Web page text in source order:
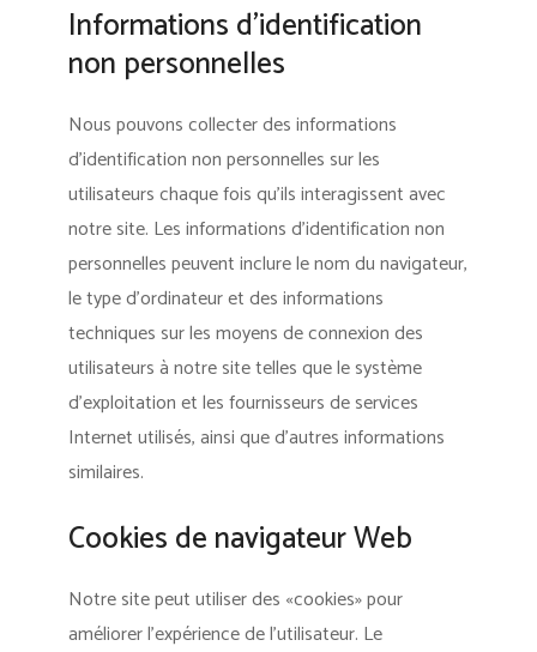
Informations d’identification
non personnelles
Nous pouvons collecter des informations
d’identification non personnelles sur les
utilisateurs chaque fois qu’ils interagissent avec
notre site. Les informations d’identification non
personnelles peuvent inclure le nom du navigateur,
le type d’ordinateur et des informations
techniques sur les moyens de connexion des
utilisateurs à notre site telles que le système
d’exploitation et les fournisseurs de services
Internet utilisés, ainsi que d’autres informations
similaires.
Cookies de navigateur Web
Notre site peut utiliser des «cookies» pour
améliorer l’expérience de l’utilisateur. Le